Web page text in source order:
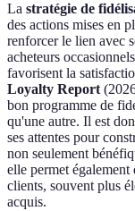
La stratégie de
des actions mises en
renforcer le lien avec
acheteurs
favorisent la
Loyalty Report
bon programme de
qu'une autre. Il est
ses attentes pour
non seulement
elle permet
clients, souvent plus
acquis.